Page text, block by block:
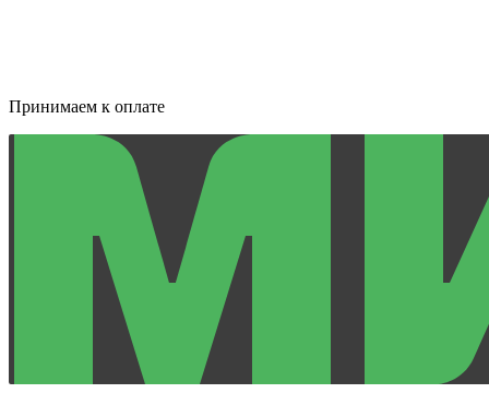
Принимаем к оплате